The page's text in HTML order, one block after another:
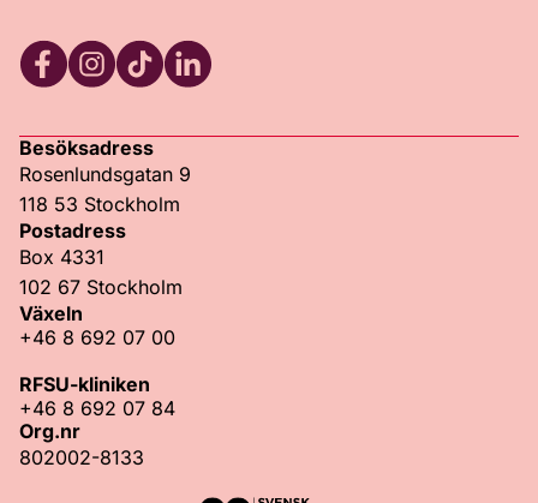
Besöksadress
Rosenlundsgatan 9
118 53 Stockholm
Postadress
Box 4331
102 67 Stockholm
Växeln
+46 8 692 07 00
RFSU-kliniken
+46 8 692 07 84
Org.nr
802002-8133